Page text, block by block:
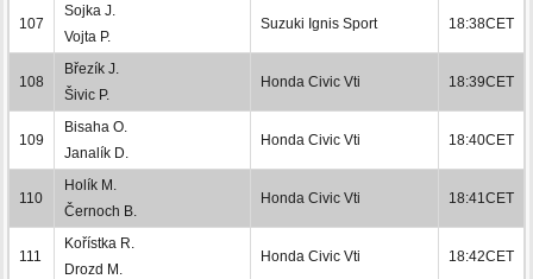
107
Sojka J.
Vojta P.
Suzuki Ignis Sport 18:38CET
108
Březík J.
Šivic P.
Honda Civic Vti 18:39CET
109
Bisaha O.
Janalík D.
Honda Civic Vti 18:40CET
110
Holík M.
Černoch B.
Honda Civic Vti 18:41CET
111
Kořístka R.
Drozd M.
Honda Civic Vti 18:42CET